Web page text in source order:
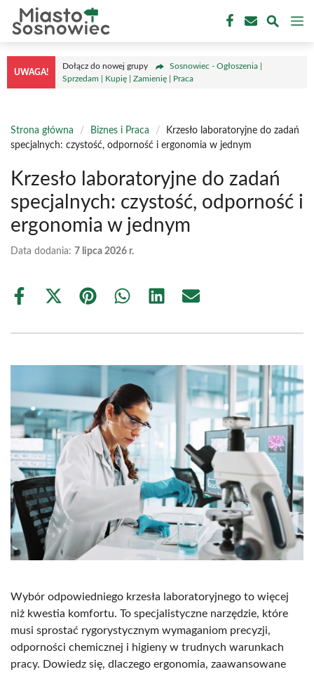
Przejdź
treści
UWAGA!
Dołącz do nowej grupy
Sosnowiec - Ogłoszenia |
Sprzedam | Kupię | Zamienię | Praca
Strona główna / Biznes i Praca /
Krzesło laboratoryjne do zadań
specjalnych: czystość, odporność i ergonomia w jednym
Krzesło laboratoryjne do zadań
specjalnych: czystość, odporność i
ergonomia w jednym
Data dodania: 7 lipca 2026 r.
Share
Share
(Twitter)
Share Share Share Share
Wybór odpowiedniego krzesła laboratoryjnego to więcej
niż kwestia komfortu. To specjalistyczne narzędzie, które
musi sprostać rygorystycznym wymaganiom precyzji,
odporności chemicznej i higieny w trudnych warunkach
pracy. Dowiedz się, dlaczego ergonomia, zaawansowane